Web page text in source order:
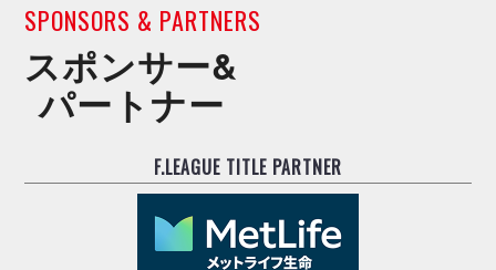
SPONSORS & PARTNERS
スポンサー&
パートナー
F.LEAGUE TITLE PARTNER